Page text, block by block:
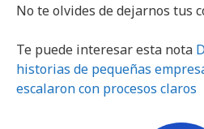
No te olvides de dejarnos tus
Te puede interesar esta nota
historias de pequeñas
escalaron con procesos claros